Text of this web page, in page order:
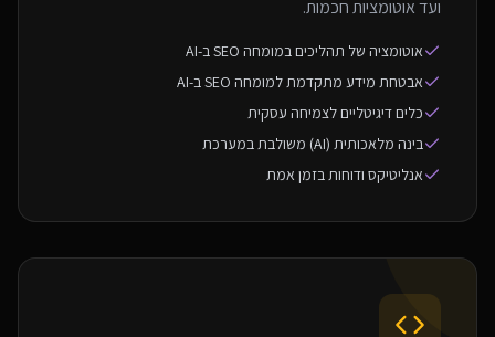
ועד אוטומציות חכמות.
אוטומציה של תהליכים במומחה SEO ב-AI
אבטחת מידע מתקדמת למומחה SEO ב-AI
כלים דיגיטליים לצמיחה עסקית
בינה מלאכותית (AI) משולבת במערכת
אנליטיקס ודוחות בזמן אמת